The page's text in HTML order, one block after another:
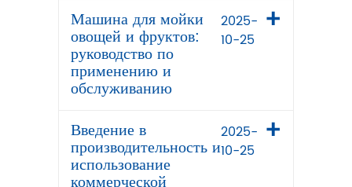
Машина для мойки
овощей и фруктов:
руководство по
применению и
обслуживанию
2025-
10-25
Введение в
производительность и
использование
2025-
10-25